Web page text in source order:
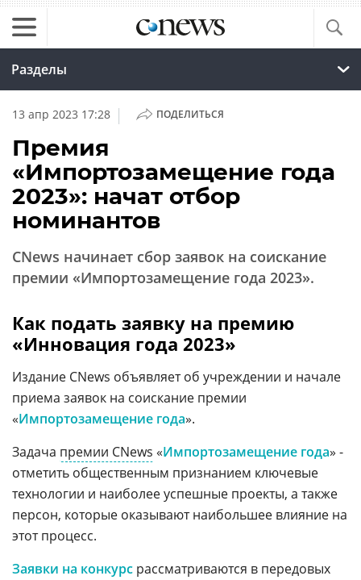
Разделы
13 апр 2023 17:28 | ПОДЕЛИТЬСЯ
Премия
«Импортозамещение года
2023»: начат отбор
номинантов
CNews начинает сбор заявок на соискание
премии «Импортозамещение года 2023».
Как подать заявку на премию
«Инновация года 2023»
Издание CNews объявляет об учреждении и начале
приема заявок на соискание премии
«Импортозамещение года».
Задача премии CNews «Импортозамещение года» -
отметить общественным признанием ключевые
технологии и наиболее успешные проекты, а также
персон, которые оказывают наибольшее влияние на
этот процесс.
Заявки на конкурс рассматриваются в передовых